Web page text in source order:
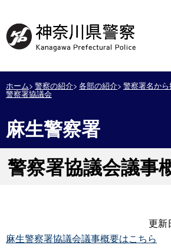
ホーム 警察の紹介 各部の紹介 警察署名から
警察署協議会
麻生警察署
警察署協議会議事
更新
麻生警察署協議会議事概要はこちら